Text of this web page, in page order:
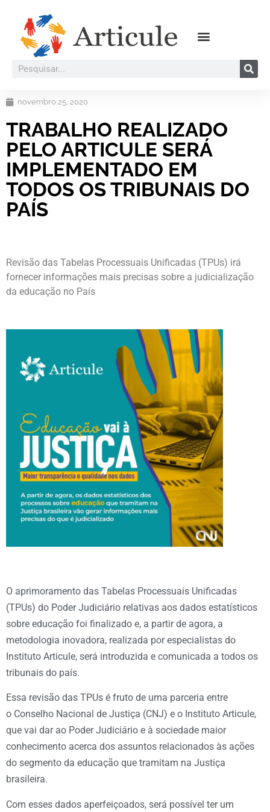
novembro 25, 2020
TRABALHO REALIZADO
PELO ARTICULE SERÁ
IMPLEMENTADO EM
TODOS OS TRIBUNAIS DO
PAÍS
Revisão das Tabelas Processuais Unificadas (TPUs) irá
fornecer informações mais precisas sobre a judicialização
da educação no País
O aprimoramento das Tabelas Processuais Unificadas
(TPUs) do Poder Judiciário relativas aos dados estatísticos
sobre educação foi finalizado e, a partir de agora, a
metodologia inovadora, realizada por especialistas do
Instituto Articule, será introduzida e comunicada a todos os
tribunais do país.
Essa revisão das TPUs é fruto de uma parceria entre
o Conselho Nacional de Justiça (CNJ) e o Instituto Articule,
que vai dar ao Poder Judiciário e à sociedade maior
conhecimento acerca dos assuntos relacionados às ações
do segmento da educação que tramitam na Justiça
brasileira.
Com esses dados aperfeiçoados, será possível ter um